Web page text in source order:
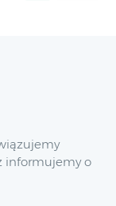
informujemy o